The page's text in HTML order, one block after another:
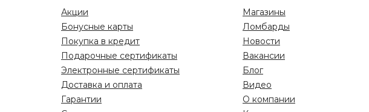
Акции
Бонусные карты
Покупка в кредит
Подарочные сертификаты
Электронные сертификаты
Доставка и оплата
Гарантии
Магазины
Ломбарды
Новости
Вакансии
Блог
Видео
О компании